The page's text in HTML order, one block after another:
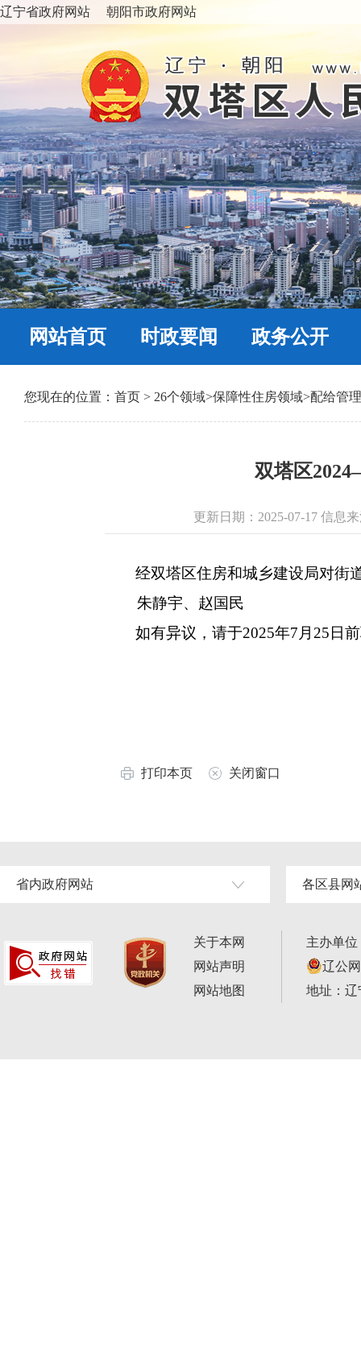
辽宁省政府网站 朝阳市政府网站
网站首页 时政要闻 政务公开
您现在的位置： 首页 > 26个领域>保障性住房领域>配给管理
双塔区
更新日期：2025-07-17 信息
经双塔区住房和城乡建设局对街道
朱静宇、赵国民
如有异议，请于2025年7月25日前
打印本页 关闭窗口
省内政府网站 各区县网
关于本网
网站声明
网站地图
主办单
辽公
地址：辽